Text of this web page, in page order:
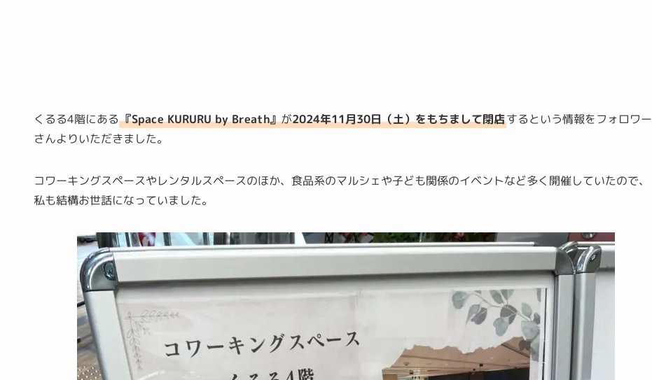
くるる4階にある『Space KURURU by Breath』が2024年11月30日（土）をもちまして閉店するという情報をフォロワー
さんよりいただきました。
コワーキングスペースやレンタルスペースのほか、食品系のマルシェや子ども関係のイベントなど多く開催していたので、
私も結構お世話になっていました。